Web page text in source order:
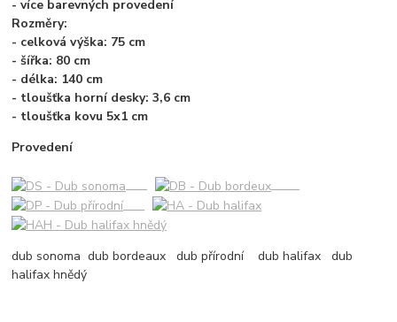
- více barevných provedení
Rozměry:
- celková výška: 75 cm
- šířka: 80 cm
- délka: 140 cm
- tloušťka horní desky: 3,6 cm
- tloušťka kovu 5x1 cm
Provedení
dub sonoma dub bordeaux dub přírodní dub halifax dub
halifax hnědý